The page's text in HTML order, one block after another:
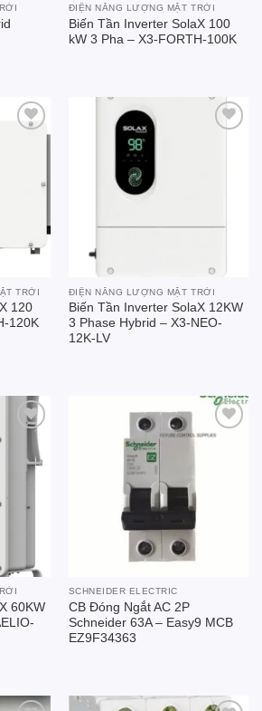
ĐIỆN NĂNG LƯỢNG MẶT TRỜI
Biến Tần Inverter SolaX 100
kW 3 Pha – X3-FORTH-100K
TRỜI
120
120K
ĐIỆN NĂNG LƯỢNG MẶT TRỜI
Biến Tần Inverter SolaX 12KW
3 Phase Hybrid – X3-NEO-
12K-LV
Add to
wishlist
60KW
SCHNEIDER ELECTRIC
CB Đóng Ngắt AC 2P
Schneider 63A – Easy9 MCB
EZ9F34363